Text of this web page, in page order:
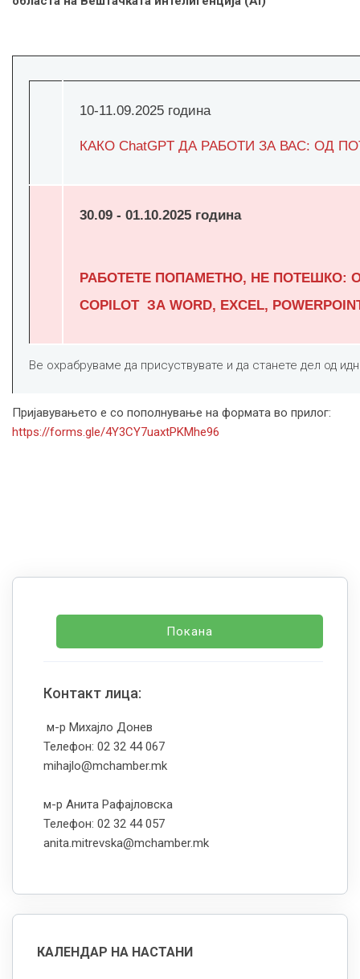
10-11.09.2025 година
КАКО ChatGPT ДА РАБОТИ ЗА ВАС: ОД
30.09 - 01.10.2025 година
РАБОТЕТЕ ПОПАМЕТНО, НЕ ПОТЕШКО:
COPILOT ЗА WORD, EXCEL,
Ве охрабруваме да присуствувате и да станете дел од
Пријавувањето е со пополнување на формата во прилог:
https://forms.gle/4Y3CY7uaxtPKMhe96
Покана
Контакт лица:
м-р Михајло Донев
Телефон: 02 32 44 067
mihajlo@mchamber.mk
м-р Анита Рафајловска
Телефон: 02 32 44 057
anita.mitrevska@mchamber.mk
КАЛЕНДАР НА НАСТАНИ